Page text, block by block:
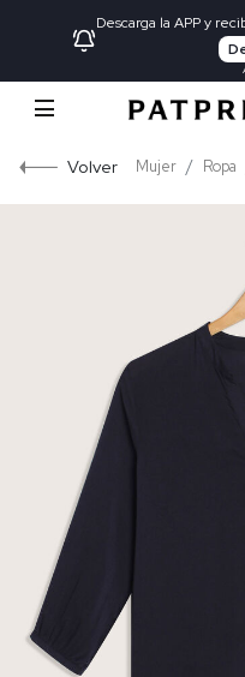
Descarga la APP y
Volver Mujer Ropa